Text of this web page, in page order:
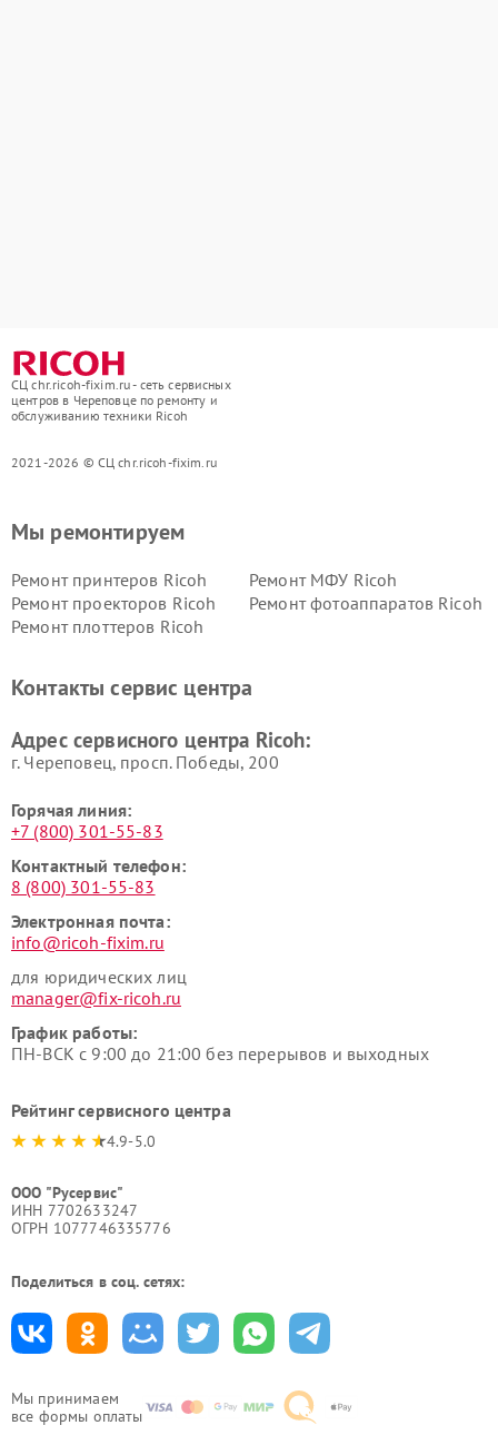
СЦ chr.ricoh-fixim.ru - сеть сервисных
центров в Череповце по ремонту и
обслуживанию техники Ricoh
2021-2026 © СЦ chr.ricoh-fixim.ru
Мы принимаем
все формы оплаты
Мы ремонтируем
Ремонт принтеров Ricoh
Ремонт МФУ Ricoh
Ремонт проекторов Ricoh
Ремонт фотоаппаратов Ricoh
Ремонт плоттеров Ricoh
Контакты сервис центра
Адрес сервисного центра Ricoh:
г. Череповец, просп. Победы, 200
Горячая линия:
+7 (800) 301-55-83
Контактный телефон:
8 (800) 301-55-83
Электронная почта:
info@ricoh-fixim.ru
для юридических лиц
manager@fix-ricoh.ru
График работы:
ПН-ВСК с 9:00 до 21:00 без перерывов и выходных
Рейтинг сервисного центра
4.9-5.0
ООО "Русервис"
ИНН 7702633247
ОГРН 1077746335776
Поделиться в соц. сетях: